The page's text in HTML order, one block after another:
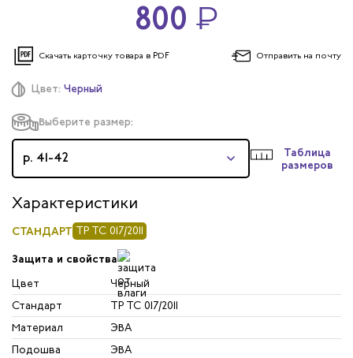
Цвет: Черный
Выберите размер:
р. 41-42
Таблица
размеров
Характеристики
СТАНДАРТ ТР ТС 017/2011
Защита и свойства
Цвет
Черный
Стандарт
ТР ТС 017/2011
Материал
ЭВА
Подошва
ЭВА
800 ₽
Скачать карточку товара в PDF Отправить на почту